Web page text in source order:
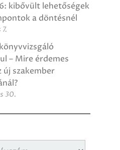
kibővült lehetőségek
a döntésnél
– Mire érdemes
új szakember
30.